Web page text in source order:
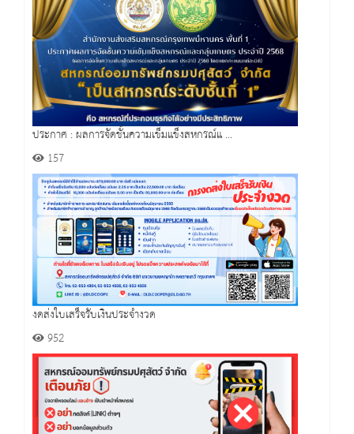
ประกาศ : ผลการจัดชั้นความเข็มแข็งสหกรณ์แ ...
157
งดส่งใบเสร็จรับเงินประจำงวด
952